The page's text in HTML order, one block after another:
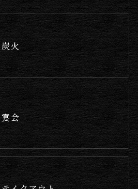
炭火
宴会
い合わせはこちら